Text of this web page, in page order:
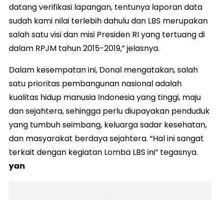
datang verifikasi lapangan, tentunya laporan data
sudah kami nilai terlebih dahulu dan LBS merupakan
salah satu visi dan misi Presiden RI yang tertuang di
dalam RPJM tahun 2015-2019,” jelasnya.
Dalam kesempatan ini, Donal mengatakan, salah
satu prioritas pembangunan nasional adalah
kualitas hidup manusia Indonesia yang tinggi, maju
dan sejahtera, sehingga perlu diupayakan penduduk
yang tumbuh seimbang, keluarga sadar kesehatan,
dan masyarakat berdaya sejahtera. “Hal ini sangat
terkait dengan kegiatan Lomba LBS ini” tegasnya.
yan